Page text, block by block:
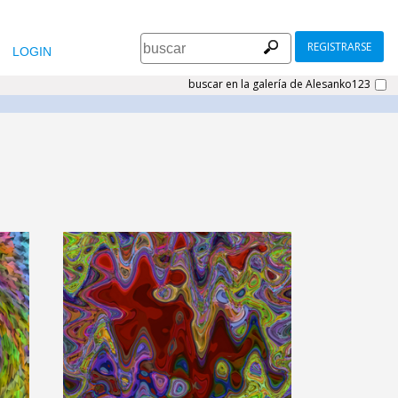
LOGIN REGISTRARSE
buscar en la galería de Alesanko123